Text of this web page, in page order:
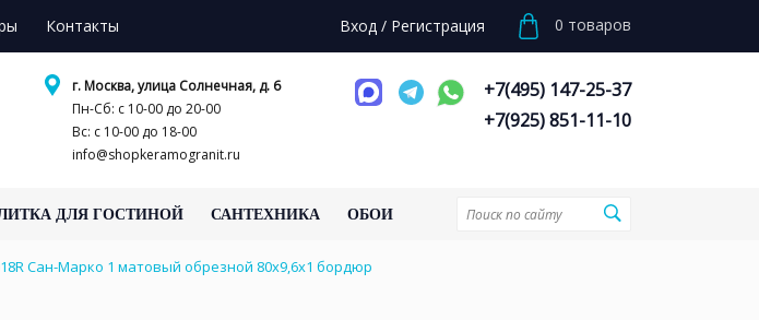
Контакты Вход / Регистрация 0 товаров
г. Москва, улица Солнечная, д. 6
Пн-Сб: с 10-00 до 20-00
Вс: с 10-00 до 18-00
info@shopkeramogranit.ru
+7(495) 147-25-37
+7(925) 851-11-10
ДЛЯ ГОСТИНОЙ САНТЕХНИКА ОБОИ
Сан-Марко 1 матовый обрезной 80x9,6x1 бордюр